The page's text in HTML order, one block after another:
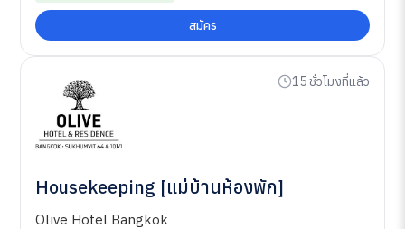
สมัคร
15 ชั่วโมงที่แล้ว
Housekeeping [แม่บ้านห้องพัก]
Olive Hotel Bangkok